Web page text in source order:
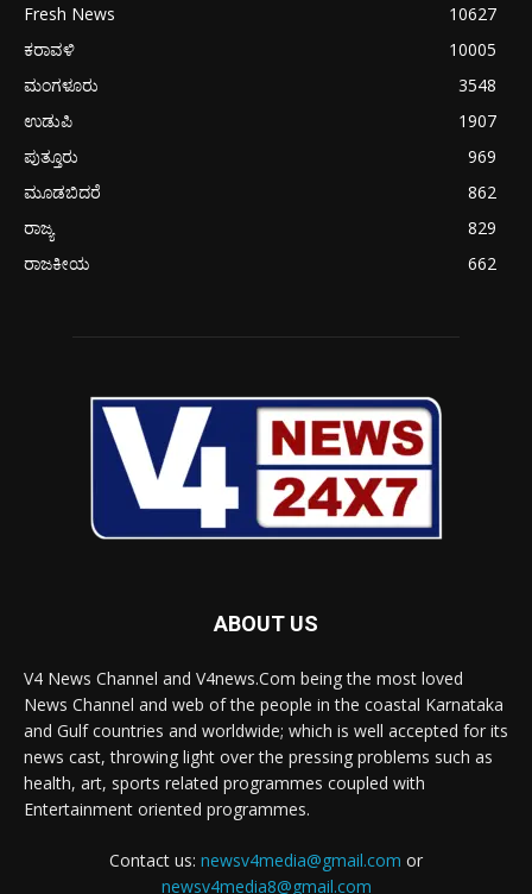
Fresh News
10627
ಕರಾವಳಿ
10005
ಮಂಗಳೂರು
3548
ಉಡುಪಿ
1907
ಪುತ್ತೂರು
969
ಮೂಡಬಿದರೆ
862
ರಾಜ್ಯ
829
ರಾಜಕೀಯ
662
ABOUT US
V4 News Channel and V4news.Com being the most loved
News Channel and web of the people in the coastal Karnataka
and Gulf countries and worldwide; which is well accepted for its
news cast, throwing light over the pressing problems such as
health, art, sports related programmes coupled with
Entertainment oriented programmes.
Contact us: newsv4media@gmail.com or
newsv4media8@gmail.com